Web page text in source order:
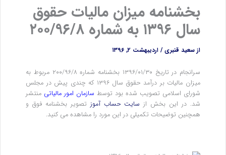
بخشنامه میزان مالیات حقوق
سال ۱۳۹۶ به شماره ۲۰۰/۹۶/۸
از سعید قنبری/ اردیبهشت ۲, ۱۳۹۶
سرانجام در تاریخ ۱۳۹۶/۰۱/۳۰ بخشنامه شماره ۲۰۰/۹۶/۸ مربوط به
میزان مالیات بر درآمد حقوق سال ۱۳۹۶ که چندی پیش در مجلس
شورای اسلامی تصویب شده بود توسط سازمان امور مالیاتی منتشر
شد. در این بخش از سایت حساب آموزتصویر بخشنامه فوق و
همچنین توضیحات تکمیلی در این مورد را مشاهده می کنید.